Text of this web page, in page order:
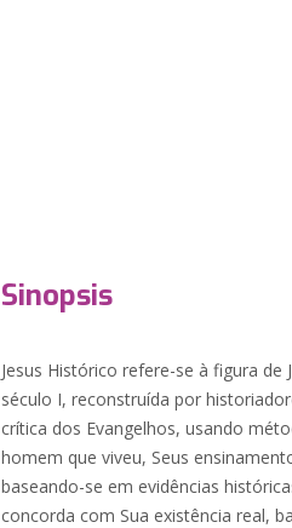
Sinopsis
Jesus Histórico refere-se à figura
século I, reconstruída por
crítica dos Evangelhos, usando
homem que viveu, Seus
baseando-se em evidências
concorda com Sua existência real,